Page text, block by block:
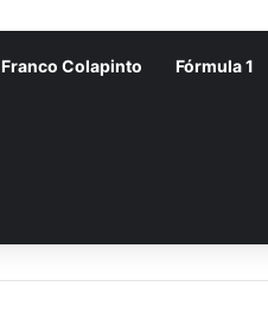
Franco Colapinto Fórmula 1